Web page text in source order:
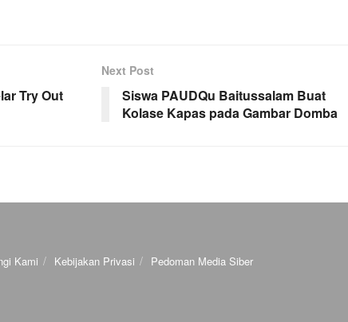
Try Out
Next Post
Siswa PAUDQu Baitussalam Buat
Kolase Kapas pada Gambar Domba
Kami Kebijakan Privasi Pedoman Media Siber